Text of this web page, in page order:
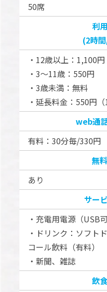
50席
利
(2時間
・12歳以上：1,100円
・3～11歳：550円
・3歳未満：無料
・延長料金：550円（
web通
有料：30分毎/330円
無
あり
サー
・充電用電源（USB可
・ドリンク：ソフト
コール飲料（有料）
・新聞、雑誌
飲